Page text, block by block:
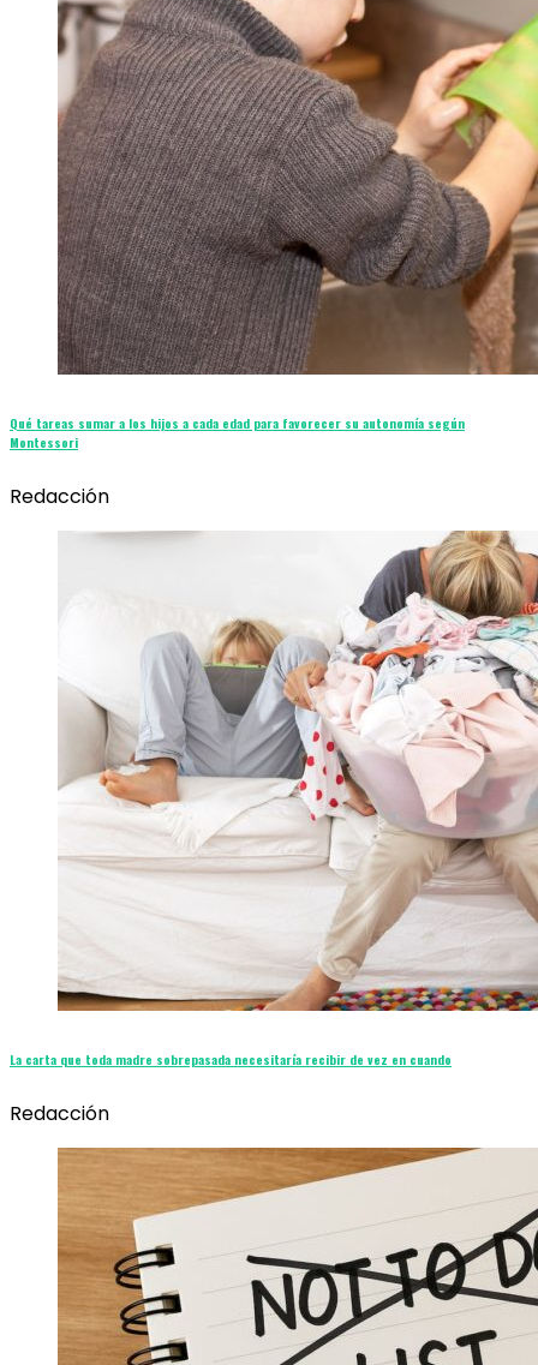
Qué tareas sumar a los hijos a cada edad para favorecer su autonomía según
Montessori
Redacción
La carta que toda madre sobrepasada necesitaría recibir de vez en cuando
Redacción